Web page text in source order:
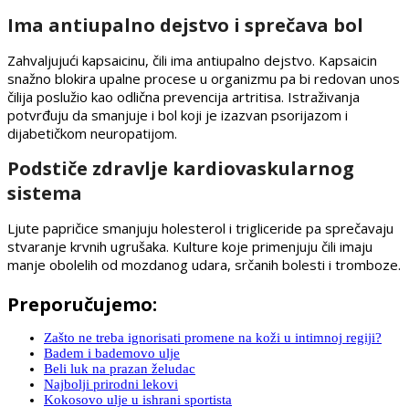
Ima antiupalno dejstvo i sprečava bol
Zahvaljujući kapsaicinu, čili ima antiupalno dejstvo. Kapsaicin
snažno blokira upalne procese u organizmu pa bi redovan unos
čilija poslužio kao odlična prevencija artritisa. Istraživanja
potvrđuju da smanjuje i bol koji je izazvan psorijazom i
dijabetičkom neuropatijom.
Podstiče zdravlje kardiovaskularnog
sistema
Ljute papričice smanjuju holesterol i trigliceride pa sprečavaju
stvaranje krvnih ugrušaka. Kulture koje primenjuju čili imaju
manje obolelih od mozdanog udara, srčanih bolesti i tromboze.
Preporučujemo:
Zašto ne treba ignorisati promene na koži u intimnoj regiji?
Badem i bademovo ulje
Beli luk na prazan želudac
Najbolji prirodni lekovi
Kokosovo ulje u ishrani sportista